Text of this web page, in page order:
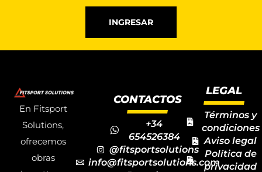
INGRESAR
En Fitsport
Solutions,
ofrecemos
obras
CONTACTOS
+34
654526384
@fitsportsolutions
info@fitsportsolutions.com
LEGAL
Términos y
condiciones
Aviso legal
Política de
privacidad